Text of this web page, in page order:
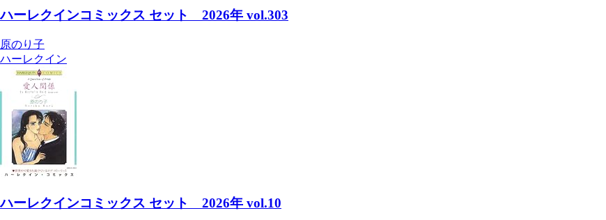
ハーレクインコミックス セット 2026年 vol.303
原のり子
ハーレクイン
ハーレクインコミックス セット 2026年 vol.10